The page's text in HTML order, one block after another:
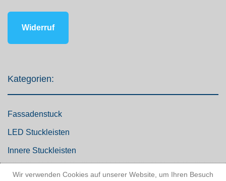
Widerruf
Kategorien:
Fassadenstuck
LED Stuckleisten
Innere Stuckleisten
Wir verwenden Cookies auf unserer Website, um Ihren Besuch